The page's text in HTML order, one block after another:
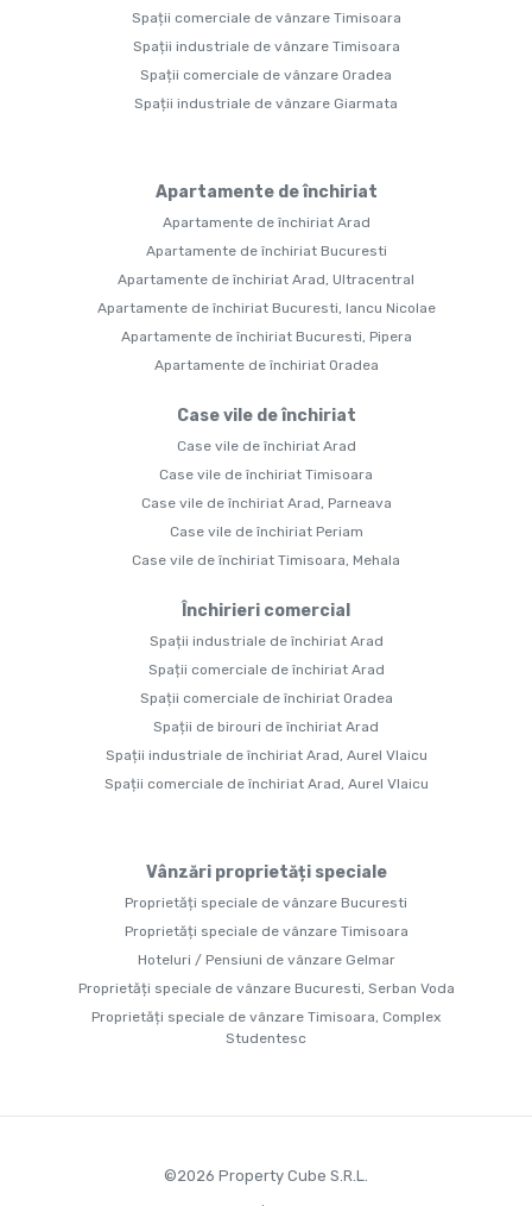
Spații comerciale de vânzare Timisoara
Spații industriale de vânzare Timisoara
Spații comerciale de vânzare Oradea
Spații industriale de vânzare Giarmata
Apartamente de închiriat
Apartamente de închiriat Arad
Apartamente de închiriat Bucuresti
Apartamente de închiriat Arad, Ultracentral
Apartamente de închiriat Bucuresti, Iancu Nicolae
Apartamente de închiriat Bucuresti, Pipera
Apartamente de închiriat Oradea
Case vile de închiriat
Case vile de închiriat Arad
Case vile de închiriat Timisoara
Case vile de închiriat Arad, Parneava
Case vile de închiriat Periam
Case vile de închiriat Timisoara, Mehala
Închirieri comercial
Spații industriale de închiriat Arad
Spații comerciale de închiriat Arad
Spații comerciale de închiriat Oradea
Spații de birouri de închiriat Arad
Spații industriale de închiriat Arad, Aurel Vlaicu
Spații comerciale de închiriat Arad, Aurel Vlaicu
Vânzări proprietăți speciale
Proprietăți speciale de vânzare Bucuresti
Proprietăți speciale de vânzare Timisoara
Hoteluri / Pensiuni de vânzare Gelmar
Proprietăți speciale de vânzare Bucuresti, Serban Voda
Proprietăți speciale de vânzare Timisoara, Complex
Studentesc
©2026 Property Cube S.R.L.